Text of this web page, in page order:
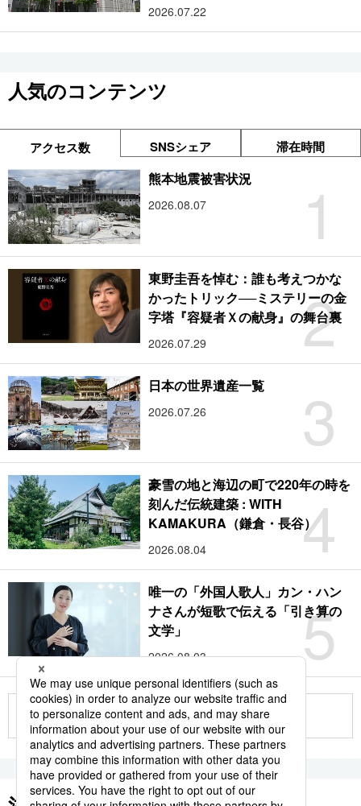
2026.07.22
人気のコンテンツ
アクセス数 SNSシェア 滞在時間
1
熊本地震被害状況
2026.08.07
2
東野圭吾を悼む：誰も考えつかな
かったトリック──ミステリーの金
字塔『容疑者Ｘの献身』の舞台裏
2026.07.29
3
日本の世界遺産一覧
2026.07.26
4
豪雪の地と海辺の町で220年の時を
刻んだ伝統建築 : WITH
KAMAKURA（鎌倉・長谷）
2026.08.04
5
唯一の「外国人歌人」カン・ハン
ナさんが短歌で伝える「引き算の
文学」
2026.08.03
もっと見る